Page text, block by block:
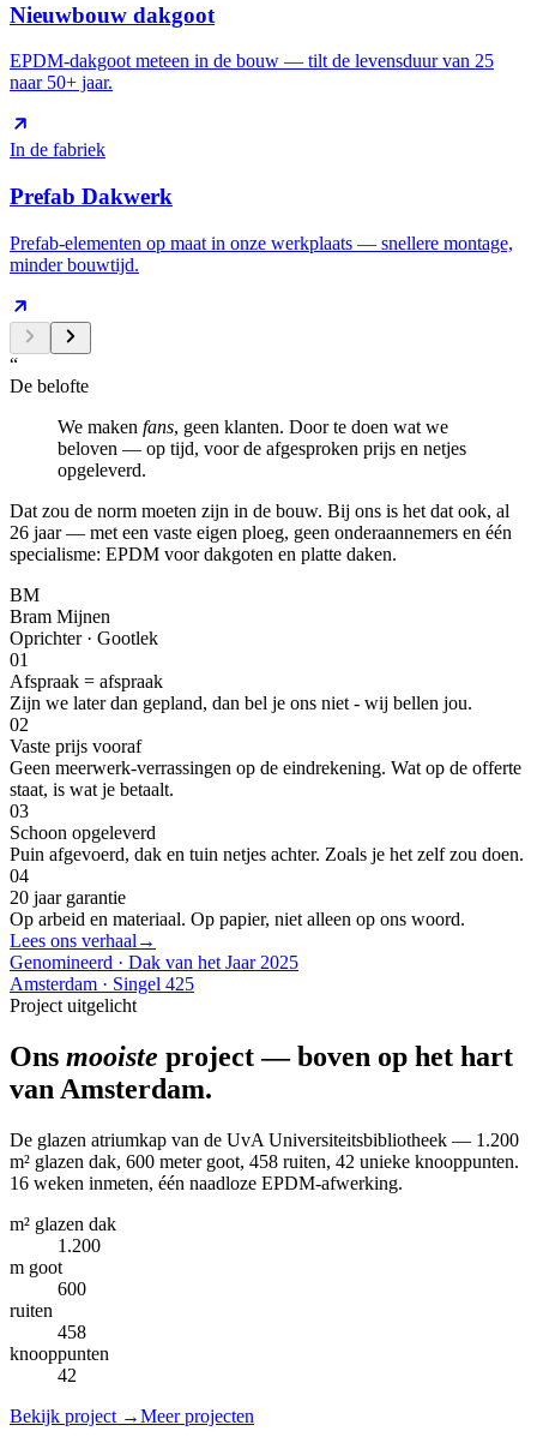
Nieuwbouw dakgoot
EPDM-dakgoot meteen in de bouw — tilt de levensduur van 25
naar 50+ jaar.
In de fabriek
Prefab Dakwerk
Prefab-elementen op maat in onze werkplaats — snellere montage,
minder bouwtijd.
“
De belofte
We maken fans, geen klanten. Door te doen wat we
beloven — op tijd, voor de afgesproken prijs en netjes
opgeleverd.
Dat zou de norm moeten zijn in de bouw. Bij ons is het dat ook, al
26 jaar — met een vaste eigen ploeg, geen onderaannemers en één
specialisme: EPDM voor dakgoten en platte daken.
BM
Bram Mijnen
Oprichter · Gootlek
01
Afspraak = afspraak
Zijn we later dan gepland, dan bel je ons niet - wij bellen jou.
02
Vaste prijs vooraf
Geen meerwerk-verrassingen op de eindrekening. Wat op de offerte
staat, is wat je betaalt.
03
Schoon opgeleverd
Puin afgevoerd, dak en tuin netjes achter. Zoals je het zelf zou doen.
04
20 jaar garantie
Op arbeid en materiaal. Op papier, niet alleen op ons woord.
Lees ons verhaal →
Genomineerd · Dak van het Jaar 2025
Amsterdam · Singel 425
Project uitgelicht
Ons mooiste project — boven op het hart
van Amsterdam.
De glazen atriumkap van de UvA Universiteitsbibliotheek — 1.200
m² glazen dak, 600 meter goot, 458 ruiten, 42 unieke knooppunten.
16 weken inmeten, één naadloze EPDM-afwerking.
m² glazen dak
1.200
m goot
600
ruiten
458
knooppunten
42
Bekijk project →Meer projecten